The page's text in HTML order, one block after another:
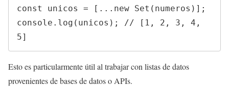
const unicos = [...new Set(numeros)];
console.log(unicos); // [1, 2, 3, 4,
5]
Esto es particularmente útil al trabajar con listas de datos
provenientes de bases de datos o APIs.